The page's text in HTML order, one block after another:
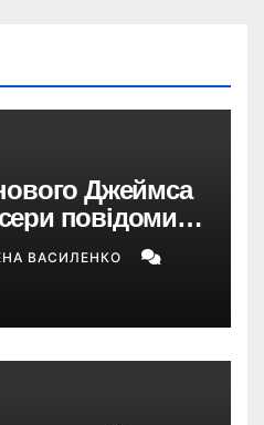
Джеймса
повідомили
ВАСИЛЕНКО